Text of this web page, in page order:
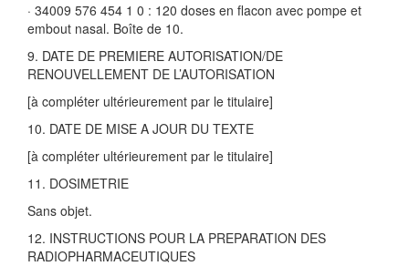
· 34009 576 454 1 0 : 120 doses en flacon avec pompe et
embout nasal. Boîte de 10.
9. DATE DE PREMIERE AUTORISATION/DE
RENOUVELLEMENT DE L’AUTORISATION
[à compléter ultérieurement par le titulaire]
10. DATE DE MISE A JOUR DU TEXTE
[à compléter ultérieurement par le titulaire]
11. DOSIMETRIE
Sans objet.
12. INSTRUCTIONS POUR LA PREPARATION DES
RADIOPHARMACEUTIQUES